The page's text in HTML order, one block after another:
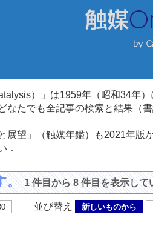
）」は1959年（昭和34年
なたでも全記事の検索と結果（
展望」（触媒年鑑）も2021年
．
。1 件目から 8 件目を表示して
並び替え 新しいものから